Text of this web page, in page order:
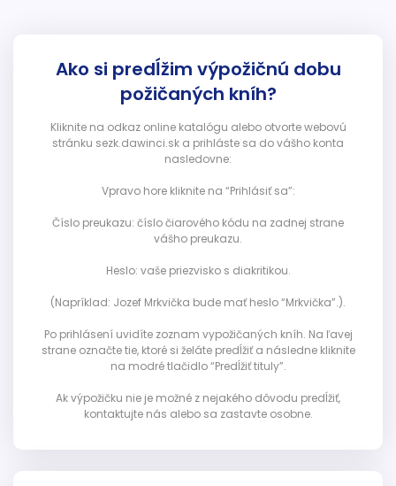
Ako si predĺžim výpožičnú dobu
požičaných kníh?
Kliknite na odkaz online katalógu alebo otvorte webovú
stránku sezk.dawinci.sk a prihláste sa do vášho konta
nasledovne:
Vpravo hore kliknite na “Prihlásiť sa”:
Číslo preukazu: číslo čiarového kódu na zadnej strane
vášho preukazu.
Heslo: vaše priezvisko s diakritikou.
(Napríklad: Jozef Mrkvička bude mať heslo “Mrkvička”.).
Po prihlásení uvidíte zoznam vypožičaných kníh. Na ľavej
strane označte tie, ktoré si želáte predĺžiť a následne kliknite
na modré tlačidlo “Predĺžiť tituly”.
Ak výpožičku nie je možné z nejakého dôvodu predĺžiť,
kontaktujte nás alebo sa zastavte osobne.